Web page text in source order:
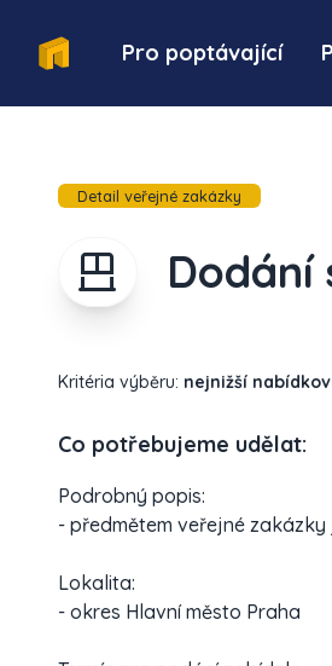
Pro poptávající
Detail veřejné zakázky
Dodání
Kritéria výběru: nejnižší
Co potřebujeme udělat:
Podrobný popis:
- předmětem veřejné
Lokalita:
- okres Hlavní město Praha